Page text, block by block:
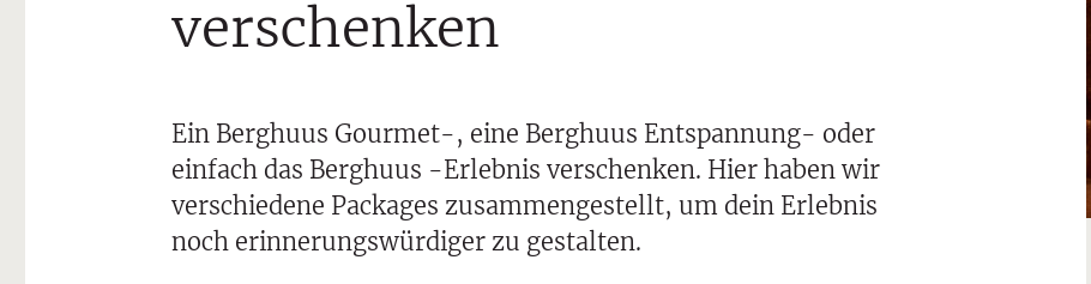
verschenken
Ein Berghuus Gourmet-, eine Berghuus Entspannung- oder
einfach das Berghuus -Erlebnis verschenken. Hier haben wir
verschiedene Packages zusammengestellt, um dein Erlebnis
noch erinnerungswürdiger zu gestalten.